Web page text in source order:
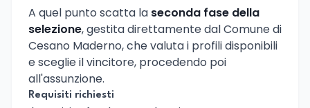
A quel punto scatta la seconda fase della
selezione, gestita direttamente dal Comune di
Cesano Maderno, che valuta i profili disponibili
e sceglie il vincitore, procedendo poi
all'assunzione.
Requisiti richiesti